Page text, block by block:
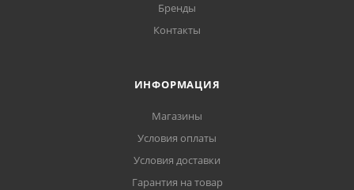
Бренды
Контакты
ИНФОРМАЦИЯ
Магазины
Условия оплаты
Условия доставки
Гарантия на товар